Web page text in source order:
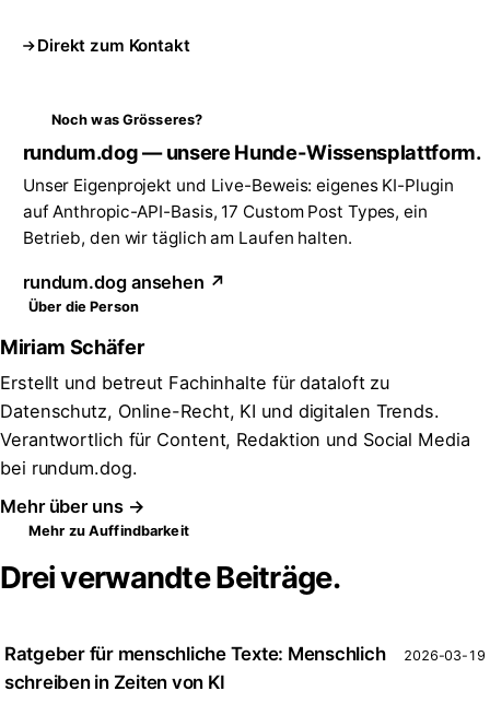
Direkt zum Kontakt
Noch was Grösseres?
rundum.dog — unsere Hunde-Wissensplattform.
Unser Eigenprojekt und Live-Beweis: eigenes KI-Plugin
auf Anthropic-API-Basis, 17 Custom Post Types, ein
Betrieb, den wir täglich am Laufen halten.
rundum.dog ansehen ↗
Über die Person
Miriam Schäfer
Erstellt und betreut Fachinhalte für dataloft zu
Datenschutz, Online-Recht, KI und digitalen Trends.
Verantwortlich für Content, Redaktion und Social Media
bei rundum.dog.
Mehr über uns →
Mehr zu Auffindbarkeit
Drei verwandte Beiträge.
Ratgeber für menschliche Texte: Menschlich
schreiben in Zeiten von KI
2026-03-19